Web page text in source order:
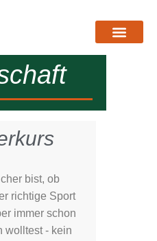
bist, ob
richtige Sport
immer schon
wolltest - kein